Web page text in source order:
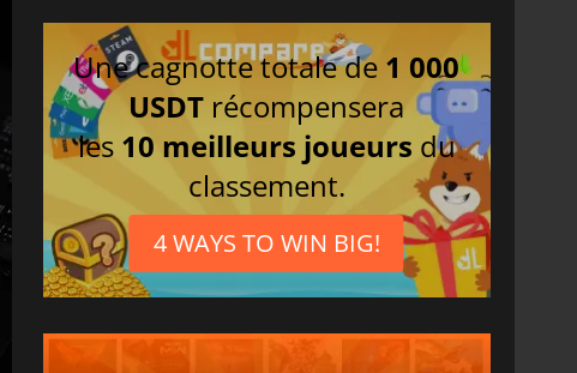
Une cagnotte totale de 1 000
USDT récompensera
les 10 meilleurs joueurs du
classement.
4 WAYS TO WIN BIG!